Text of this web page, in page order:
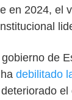
en 2024,
de
debilitado